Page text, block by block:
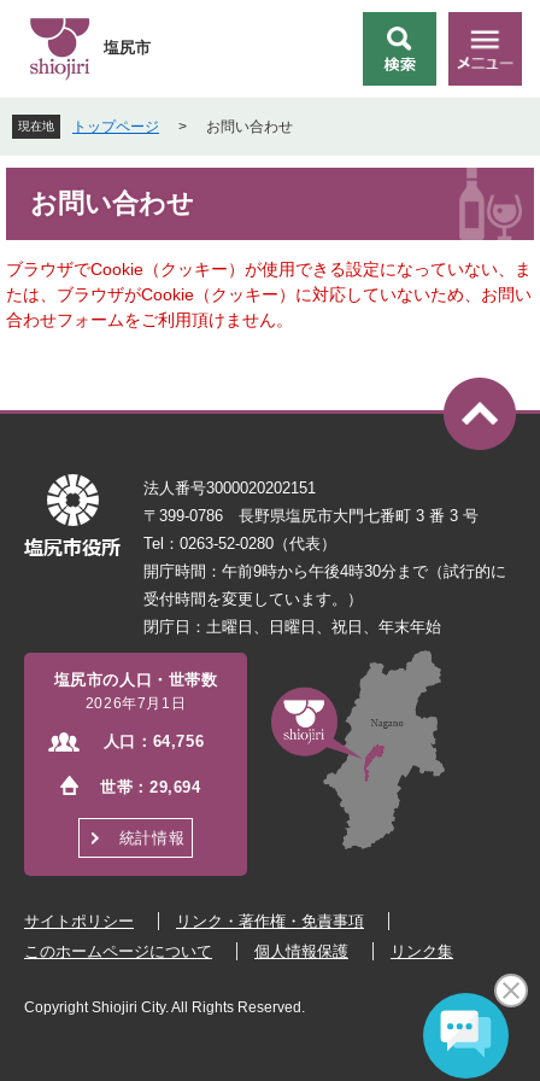
先
頭
で
を
飛
ば
本
文
へ
索
メ
ニ
塩尻市
現在地 トップページ > お問い合わせ
お問い合わせ
ブラウザでCookie（クッキー）が使用できる設定になっていない、ま
たは、ブラウザがCookie（クッキー）に対応していないため、お問い
合わせフォームをご利用頂けません。
法人番号3000020202151
〒399-0786 長野県塩尻市大門七番町 3 番 3 号
Tel：0263-52-0280（代表）
開庁時間：午前9時から午後4時30分まで（試行的に
受付時間を変更しています。）
閉庁日：土曜日、日曜日、祝日、年末年始
塩尻市の人口・世帯数
2026年7月1日
人口： 64,756
世帯：29,694
統計情報
サイトポリシー
リンク・著作権・免責事項
このホームページについて
個人情報保護 リンク集
Copyright Shiojiri City. All Rights Reserved.